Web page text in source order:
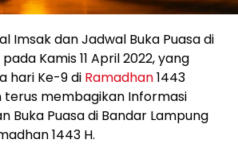
Imsak dan Jadwal Buka Puasa di
Kamis 11 April 2022, yang
hari Ke-9 di Ramadhan1443
terus membagikan Informasi
Buka Puasa di Bandar Lampung
1443 H.